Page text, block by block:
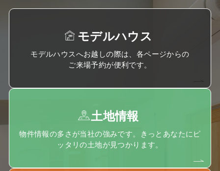
モデルハウス
モデルハウスへお越しの際は、各ページからの
ご来場予約が便利です。
土地情報
物件情報の多さが当社の強みです。きっとあなたにピ
ッタリの土地が見つかります。